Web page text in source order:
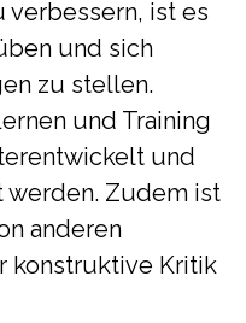
verbessern, ist es
und sich
zu stellen.
und Training
und
werden. Zudem ist
anderen
konstruktive Kritik